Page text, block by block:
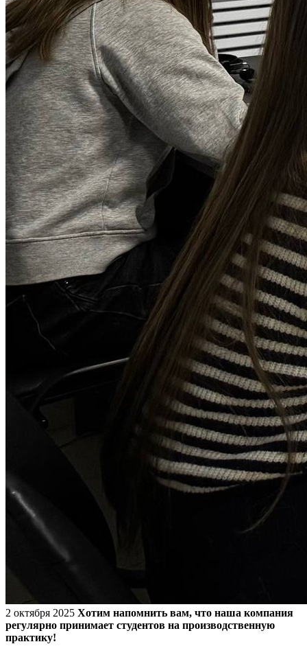
2 октября 2025 Хотим напомнить вам, что наша компания
регулярно принимает студентов на производственную
практику!